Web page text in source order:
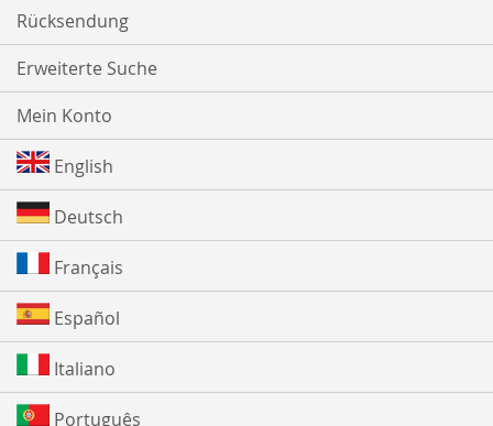
Rücksendung
Erweiterte Suche
Mein Konto
English
Deutsch
Français
Español
Italiano
Português